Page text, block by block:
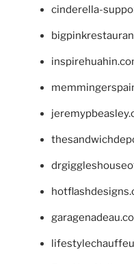
cinderella-